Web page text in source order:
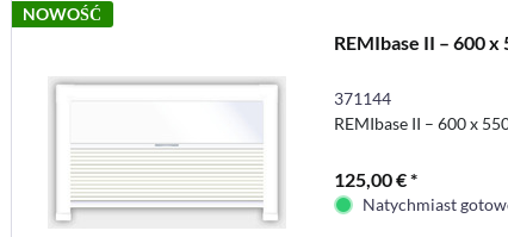
NOWOŚĆ
REMIbase II – 600 x
371144
REMIbase II – 600 x
125,00 € *
Natychmiast